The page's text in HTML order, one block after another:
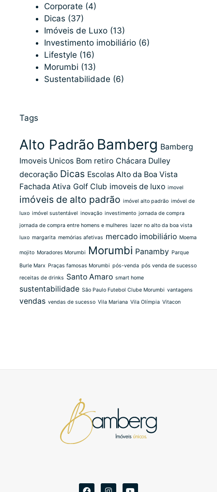
Corporate (4)
Dicas (37)
Imóveis de Luxo (13)
Investimento imobiliário (6)
Lifestyle (16)
Morumbi (13)
Sustentabilidade (6)
Tags
Alto Padrão Bamberg Bamberg
Imoveis Unicos Bom retiro Chácara Dulley
decoração Dicas Escolas Alto da Boa Vista
Fachada Ativa Golf Club imoveis de luxo imovel
imóveis de alto padrão imóvel alto padrão imóvel de
luxo imóvel sustentável inovação investimento jornada de compra
jornada de compra entre homens e mulheres lazer no alto da boa vista
luxo margarita memórias afetivas mercado imobiliário Moema
mojito Moradores Morumbi Morumbi Panamby Parque
Burle Marx Praças famosas Morumbi pós-venda pós venda de sucesso
receitas de drinks Santo Amaro smart home
sustentabilidade São Paulo Futebol Clube Morumbi vantagens
vendas vendas de sucesso Vila Mariana Vila Olímpia Vitacon